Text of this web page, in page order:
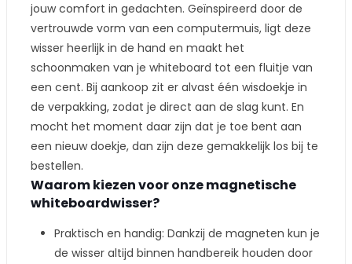
jouw comfort in gedachten. Geïnspireerd door de
vertrouwde vorm van een computermuis, ligt deze
wisser heerlijk in de hand en maakt het
schoonmaken van je whiteboard tot een fluitje van
een cent. Bij aankoop zit er alvast één wisdoekje in
de verpakking, zodat je direct aan de slag kunt. En
mocht het moment daar zijn dat je toe bent aan
een nieuw doekje, dan zijn deze gemakkelijk los bij te
bestellen.
Waarom kiezen voor onze magnetische
whiteboardwisser?
Praktisch en handig: Dankzij de magneten kun je
de wisser altijd binnen handbereik houden door